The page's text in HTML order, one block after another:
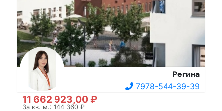
Регина
7978-544-39-39
11 662 923,00 ₽
За кв. м.: 144 360 ₽